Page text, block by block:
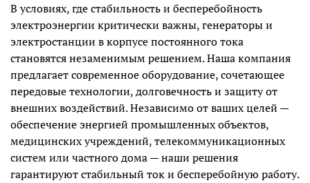
В условиях, где стабильность и бесперебойность
электроэнергии критически важны, генераторы и
электростанции в корпусе постоянного тока
становятся незаменимым решением. Наша компания
предлагает современное оборудование, сочетающее
передовые технологии, долговечность и защиту от
внешних воздействий. Независимо от ваших целей —
обеспечение энергией промышленных объектов,
медицинских учреждений, телекоммуникационных
систем или частного дома — наши решения
гарантируют стабильный ток и бесперебойную работу.